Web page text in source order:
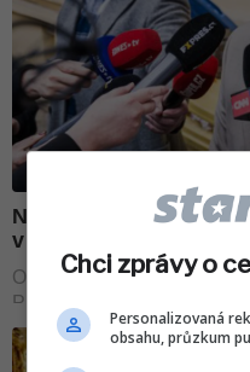
Chci zprávy o
Personalizovaná
obsahu, průzkum